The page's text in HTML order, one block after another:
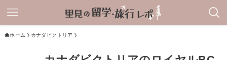
ホーム カナダビクトリア